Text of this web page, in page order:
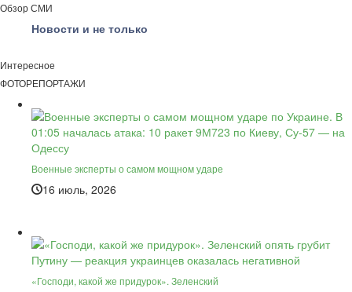
Обзор СМИ
Новости и не только
Интересное
ФОТОРЕПОРТАЖИ
Военные эксперты о самом мощном ударе
16 июль, 2026
«Господи, какой же придурок». Зеленский